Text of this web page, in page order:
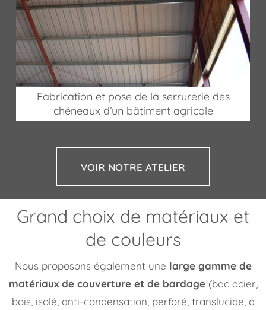
Fabrication et pose de la serrurerie des
chéneaux d’un bâtiment agricole
VOIR NOTRE ATELIER
Grand choix de matériaux et
de couleurs
Nous proposons également une large gamme de
matériaux de couverture et de bardage(bac acier,
bois, isolé, anti-condensation, perforé, translucide, à